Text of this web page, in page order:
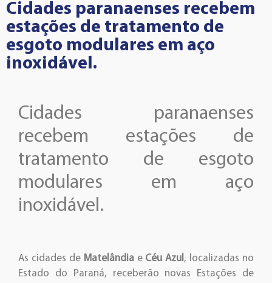
Cidades paranaenses recebem
estações de tratamento de
esgoto modulares em aço
inoxidável.
Cidades paranaenses
recebem estações de
tratamento de esgoto
modulares em aço
inoxidável.
As cidades de Matelândiae Céu Azul , localizadas no
Estado do Paraná, receberão novas Estações de